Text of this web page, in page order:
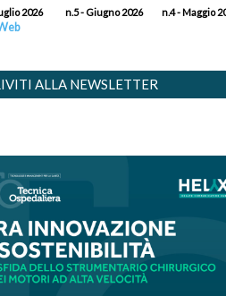
2026 n.5 - Giugno 2026 n.4 - Maggio
ALLA NEWSLETTER